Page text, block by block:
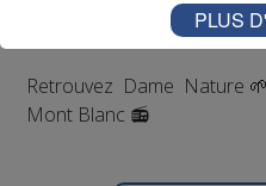
Retrouvez Dame
Mont Blanc 📻
PLUS